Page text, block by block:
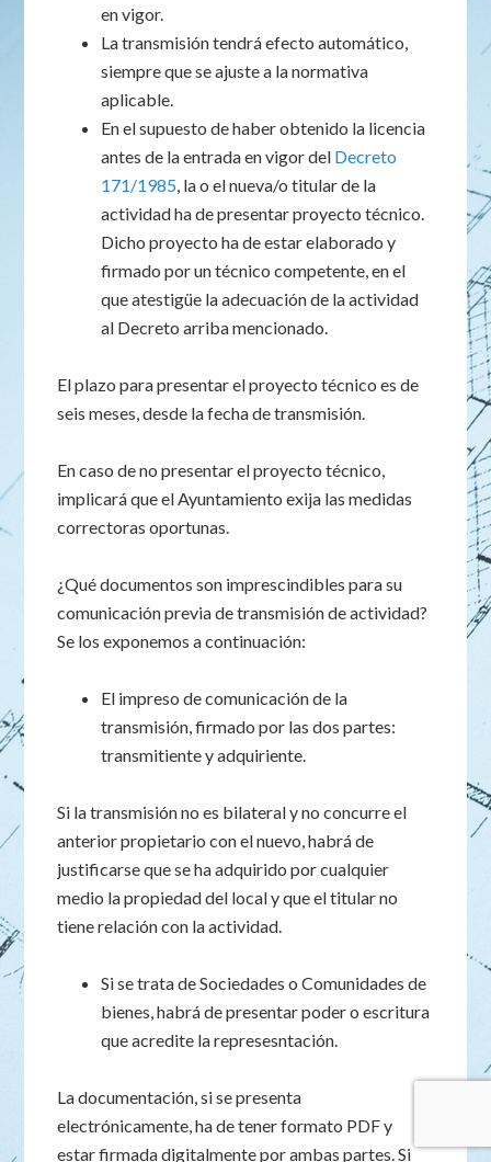
en vigor.
La transmisión tendrá efecto automático,
siempre que se ajuste a la normativa
aplicable.
En el supuesto de haber obtenido la licencia
antes de la entrada en vigor del Decreto
171/1985, la o el nueva/o titular de la
actividad ha de presentar proyecto técnico.
Dicho proyecto ha de estar elaborado y
firmado por un técnico competente, en el
que atestigüe la adecuación de la actividad
al Decreto arriba mencionado.
El plazo para presentar el proyecto técnico es de
seis meses, desde la fecha de transmisión.
En caso de no presentar el proyecto técnico,
implicará que el Ayuntamiento exija las medidas
correctoras oportunas.
¿Qué documentos son imprescindibles para su
comunicación previa de transmisión de actividad?
Se los exponemos a continuación:
El impreso de comunicación de la
transmisión, firmado por las dos partes:
transmitiente y adquiriente.
Si la transmisión no es bilateral y no concurre el
anterior propietario con el nuevo, habrá de
justificarse que se ha adquirido por cualquier
medio la propiedad del local y que el titular no
tiene relación con la actividad.
Si se trata de Sociedades o Comunidades de
bienes, habrá de presentar poder o escritura
que acredite la represesntación.
La documentación, si se presenta
electrónicamente, ha de tener formato PDF y
estar firmada digitalmente por ambas partes. Si